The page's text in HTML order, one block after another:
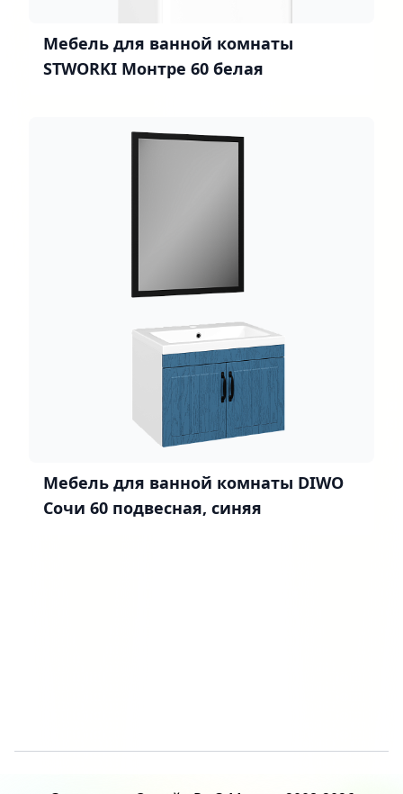
Мебель для ванной комнаты
STWORKI Монтре 60 белая
Мебель для ванной комнаты DIWO
Сочи 60 подвесная, синяя